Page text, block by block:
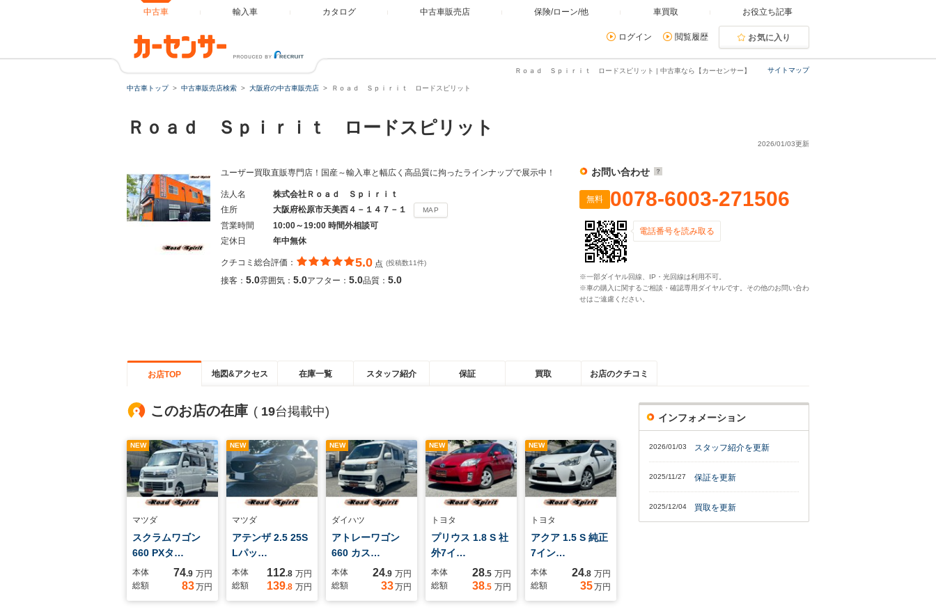
中古車 輸入車 カタログ 中古車販売店 保険/ローン/他 車買取 お役立ち記事
ログイン 閲覧履歴 お気に入り
サイトマップ
Ｒｏａｄ Ｓｐｉｒｉｔ ロードスピリット | 中古車なら【カーセンサー】
中古車トップ 中古車販売店検索 大阪府の中古車販売店 Ｒｏａｄ Ｓｐｉｒｉｔ ロードスピリット
Ｒｏａｄ Ｓｐｉｒｉｔ ロードスピリット
2026/01/03更新
ユーザー買取直販専門店！国産～輸入車と幅広く高品質に拘ったラインナップで展示中！
法人名
株式会社Ｒｏａｄ Ｓｐｉｒｉｔ
住所
大阪府松原市天美西４－１４７－１ MAP
営業時間
10:00～19:00 時間外相談可
定休日
年中無休
クチコミ総合評価： 5.0 点 (投稿数11件)
接客： 5.0雰囲気： 5.0アフター： 5.0品質： 5.0
お問い合わせ
無料 0078-6003-271506
電話番号を読み取る
※一部ダイヤル回線、IP・光回線は利用不可。
※車の購入に関するご相談・確認専用ダイヤルです。その他のお問い合わ
せはご遠慮ください。
お店TOP 地図&アクセス 在庫一覧 スタッフ紹介 保証 買取 お店のクチコミ
このお店の在庫 ( 19台掲載中)
NEW
マツダ
スクラムワゴン
660 PXタ…
本体 74.9 万円
総額
83万円
NEW
マツダ
アテンザ 2.5 25S
Lパッ…
本体 112.8 万円
総額
139.8 万円
NEW
ダイハツ
アトレーワゴン
660 カス…
本体 24.9 万円
総額
33万円
NEW
トヨタ
プリウス 1.8 S 社
外7イ…
本体 28.5 万円
総額
38.5 万円
NEW
トヨタ
アクア 1.5 S 純正
7イン…
本体 24.8 万円
総額
35万円
インフォメーション
2026/01/03 スタッフ紹介を更新
2025/11/27 保証を更新
2025/12/04 買取を更新